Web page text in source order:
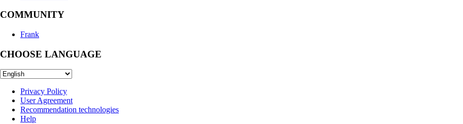
COMMUNITY
Frank
CHOOSE LANGUAGE
Privacy Policy
User Agreement
Recommendation technologies
Help